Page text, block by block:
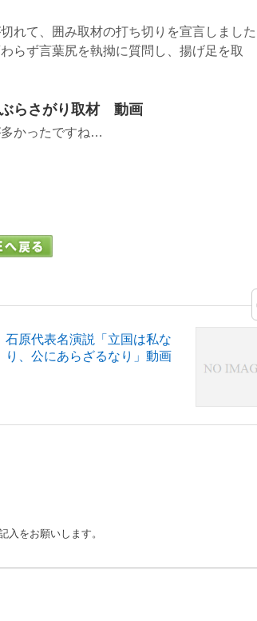
れて、囲み取材の打ち切りを宣言しました
らず言葉尻を執拗に質問し、揚げ足を取
らさがり取材 動画
かったですね…
石原代表名演説「立国は私な
り、公にあらざるなり」動画
入をお願いします。